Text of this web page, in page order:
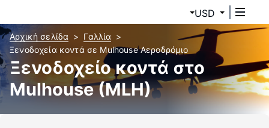
USD
Αρχική σελίδα
Γαλλία
Ξενοδοχεία κοντά σε Mulhouse Αεροδρόμιο
Ξενοδοχείο κοντά στο
Mulhouse (MLH)